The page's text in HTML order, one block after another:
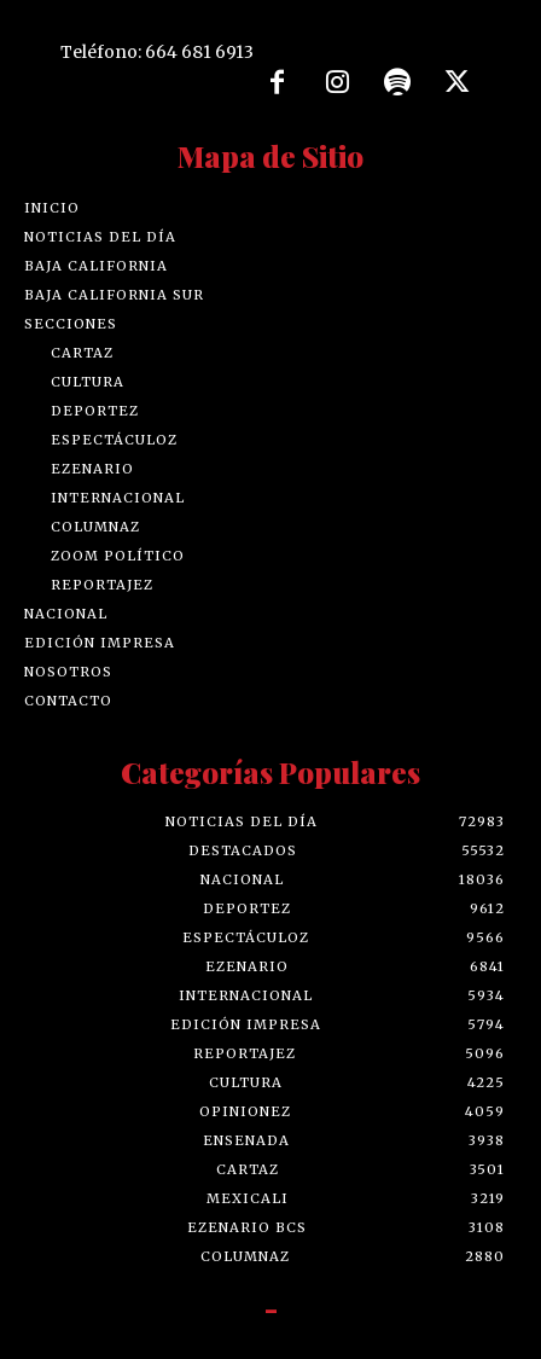
Teléfono: 664 681 6913
Mapa de Sitio
INICIO
NOTICIAS DEL DÍA
BAJA CALIFORNIA
BAJA CALIFORNIA SUR
SECCIONES
CARTAZ
CULTURA
DEPORTEZ
ESPECTÁCULOZ
EZENARIO
INTERNACIONAL
COLUMNAZ
ZOOM POLÍTICO
REPORTAJEZ
NACIONAL
EDICIÓN IMPRESA
NOSOTROS
CONTACTO
Categorías Populares
NOTICIAS DEL DÍA
72983
DESTACADOS
55532
NACIONAL
18036
DEPORTEZ
9612
ESPECTÁCULOZ
9566
EZENARIO
6841
INTERNACIONAL
5934
EDICIÓN IMPRESA
5794
REPORTAJEZ
5096
CULTURA
4225
OPINIONEZ
4059
ENSENADA
3938
CARTAZ
3501
MEXICALI
3219
EZENARIO BCS
3108
COLUMNAZ
2880
-